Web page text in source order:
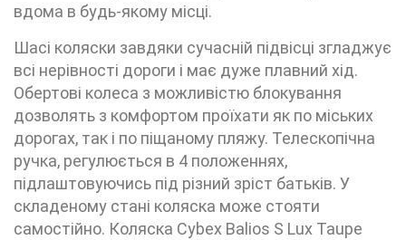
вдома в будь-якому місці.
Шасі коляски завдяки сучасній підвісці згладжує
всі нерівності дороги і має дуже плавний хід.
Обертові колеса з можливістю блокування
дозволять з комфортом проїхати як по міських
дорогах, так і по піщаному пляжу. Телескопічна
ручка, регулюється в 4 положеннях,
підлаштовуючись під різний зріст батьків. У
складеному стані коляска може стояти
самостійно. Коляска Cybex Balios S Lux Taupe